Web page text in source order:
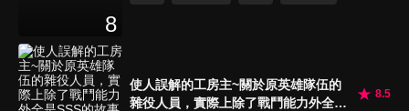
8
使人誤解的工房主~關於原英雄隊伍的
雜役人員，實際上除了戰鬥能力外全是
8.5